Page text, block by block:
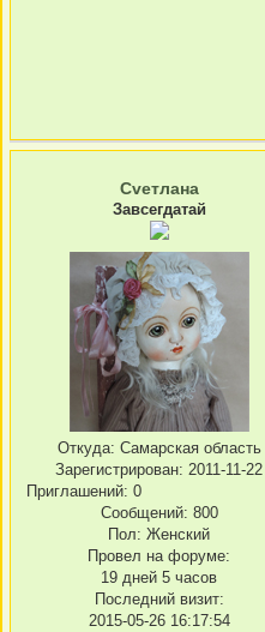
Сvетлана
Завсегдатай
Откуда: Самарская область
Зарегистрирован: 2011-11-22
Приглашений: 0
Сообщений: 800
Пол: Женский
Провел на форуме:
19 дней 5 часов
Последний визит:
2015-05-26 16:17:54